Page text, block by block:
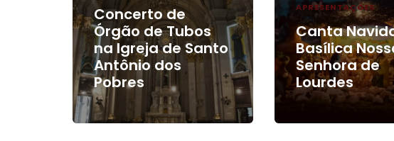
Concerto de
Órgão de Tubos
na Igreja de Santo
Antônio dos
Pobres
APRESENTAÇÕES
Canta
Basílica
Senhora de
Lourdes